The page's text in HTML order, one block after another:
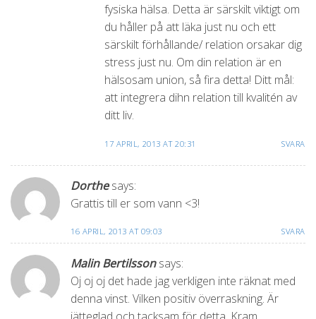
fysiska hälsa. Detta är särskilt viktigt om
du håller på att läka just nu och ett
särskilt förhållande/ relation orsakar dig
stress just nu. Om din relation är en
hälsosam union, så fira detta! Ditt mål:
att integrera dihn relation till kvalitén av
ditt liv.
17 APRIL, 2013 AT 20:31 SVARA
Dorthe says:
Grattis till er som vann <3!
16 APRIL, 2013 AT 09:03 SVARA
Malin Bertilsson says:
Oj oj oj det hade jag verkligen inte räknat med
denna vinst. Vilken positiv överraskning. Är